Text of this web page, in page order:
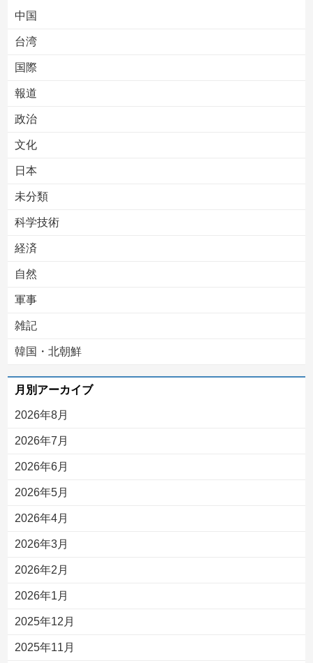
中国
台湾
国際
報道
政治
文化
日本
未分類
科学技術
経済
自然
軍事
雑記
韓国・北朝鮮
月別アーカイブ
2026年8月
2026年7月
2026年6月
2026年5月
2026年4月
2026年3月
2026年2月
2026年1月
2025年12月
2025年11月